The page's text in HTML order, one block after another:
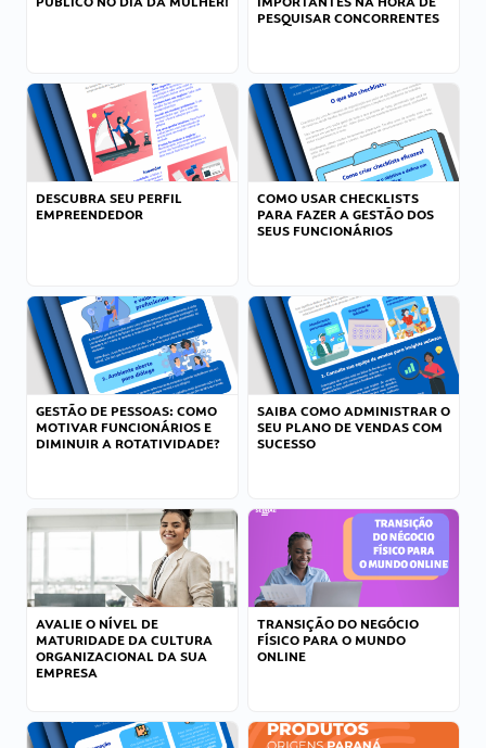
PESQUISAR CONCORRENTES
DESCUBRA SEU PERFIL
EMPREENDEDOR
COMO USAR CHECKLISTS
PARA FAZER A GESTÃO DOS
SEUS FUNCIONÁRIOS
GESTÃO DE PESSOAS: COMO
MOTIVAR FUNCIONÁRIOS E
DIMINUIR A ROTATIVIDADE?
SAIBA COMO ADMINISTRAR O
SEU PLANO DE VENDAS COM
SUCESSO
AVALIE O NÍVEL DE
MATURIDADE DA CULTURA
ORGANIZACIONAL DA SUA
EMPRESA
TRANSIÇÃO DO NEGÓCIO
FÍSICO PARA O MUNDO
ONLINE